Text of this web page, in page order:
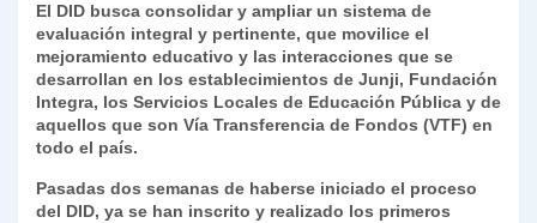
El DID busca consolidar y ampliar un sistema de
evaluación integral y pertinente, que movilice el
mejoramiento educativo y las interacciones que se
desarrollan en los establecimientos de Junji, Fundación
Integra, los Servicios Locales de Educación Pública y de
aquellos que son Vía Transferencia de Fondos (VTF) en
todo el país.
Pasadas dos semanas de haberse iniciado el proceso
del DID, ya se han inscrito y realizado los primeros